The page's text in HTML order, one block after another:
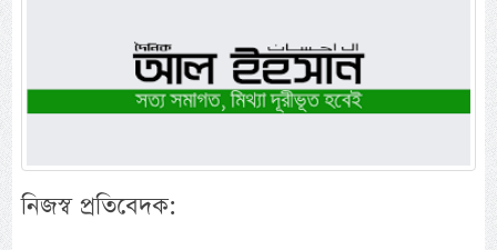
নিজস্ব প্রতিবেদক: